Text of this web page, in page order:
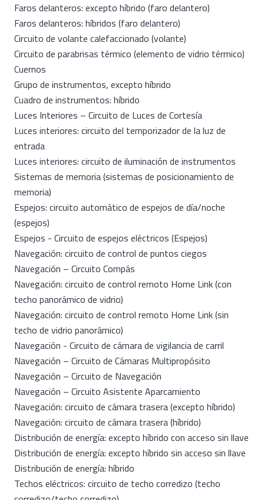
Faros delanteros: excepto híbrido (faro delantero)
Faros delanteros: híbridos (faro delantero)
Circuito de volante calefaccionado (volante)
Circuito de parabrisas térmico (elemento de vidrio térmico)
Cuernos
Grupo de instrumentos, excepto híbrido
Cuadro de instrumentos: híbrido
Luces Interiores – Circuito de Luces de Cortesía
Luces interiores: circuito del temporizador de la luz de
entrada
Luces interiores: circuito de iluminación de instrumentos
Sistemas de memoria (sistemas de posicionamiento de
memoria)
Espejos: circuito automático de espejos de día/noche
(espejos)
Espejos - Circuito de espejos eléctricos (Espejos)
Navegación: circuito de control de puntos ciegos
Navegación – Circuito Compás
Navegación: circuito de control remoto Home Link (con
techo panorámico de vidrio)
Navegación: circuito de control remoto Home Link (sin
techo de vidrio panorámico)
Navegación - Circuito de cámara de vigilancia de carril
Navegación – Circuito de Cámaras Multipropósito
Navegación – Circuito de Navegación
Navegación – Circuito Asistente Aparcamiento
Navegación: circuito de cámara trasera (excepto híbrido)
Navegación: circuito de cámara trasera (híbrido)
Distribución de energía: excepto híbrido con acceso sin llave
Distribución de energía: excepto híbrido sin acceso sin llave
Distribución de energía: híbrido
Techos eléctricos: circuito de techo corredizo (techo